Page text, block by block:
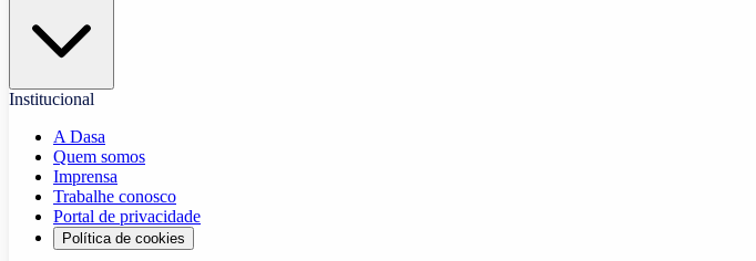
Institucional
A Dasa
Quem somos
Imprensa
Trabalhe conosco
Portal de privacidade
Política de cookies